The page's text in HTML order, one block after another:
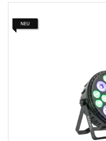
NEU